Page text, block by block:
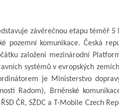
závěrečnou etapu téměř
pozemní komunikace. Česká
založení mezinárodní
systémů v evropských
je Ministerstvo
Radom), Brněnské
ČR, SŽDC a T-Mobile Czech